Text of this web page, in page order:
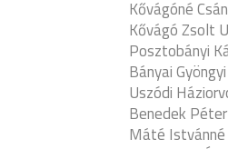
Kővágóné
Kővágó Zsolt
Posztobányi
Bányai
Uszódi
Benedek
Máté